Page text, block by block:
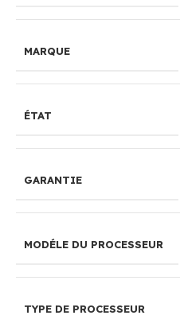
MARQUE
ÉTAT
GARANTIE
MODÉLE DU PROCESSEUR
TYPE DE PROCESSEUR